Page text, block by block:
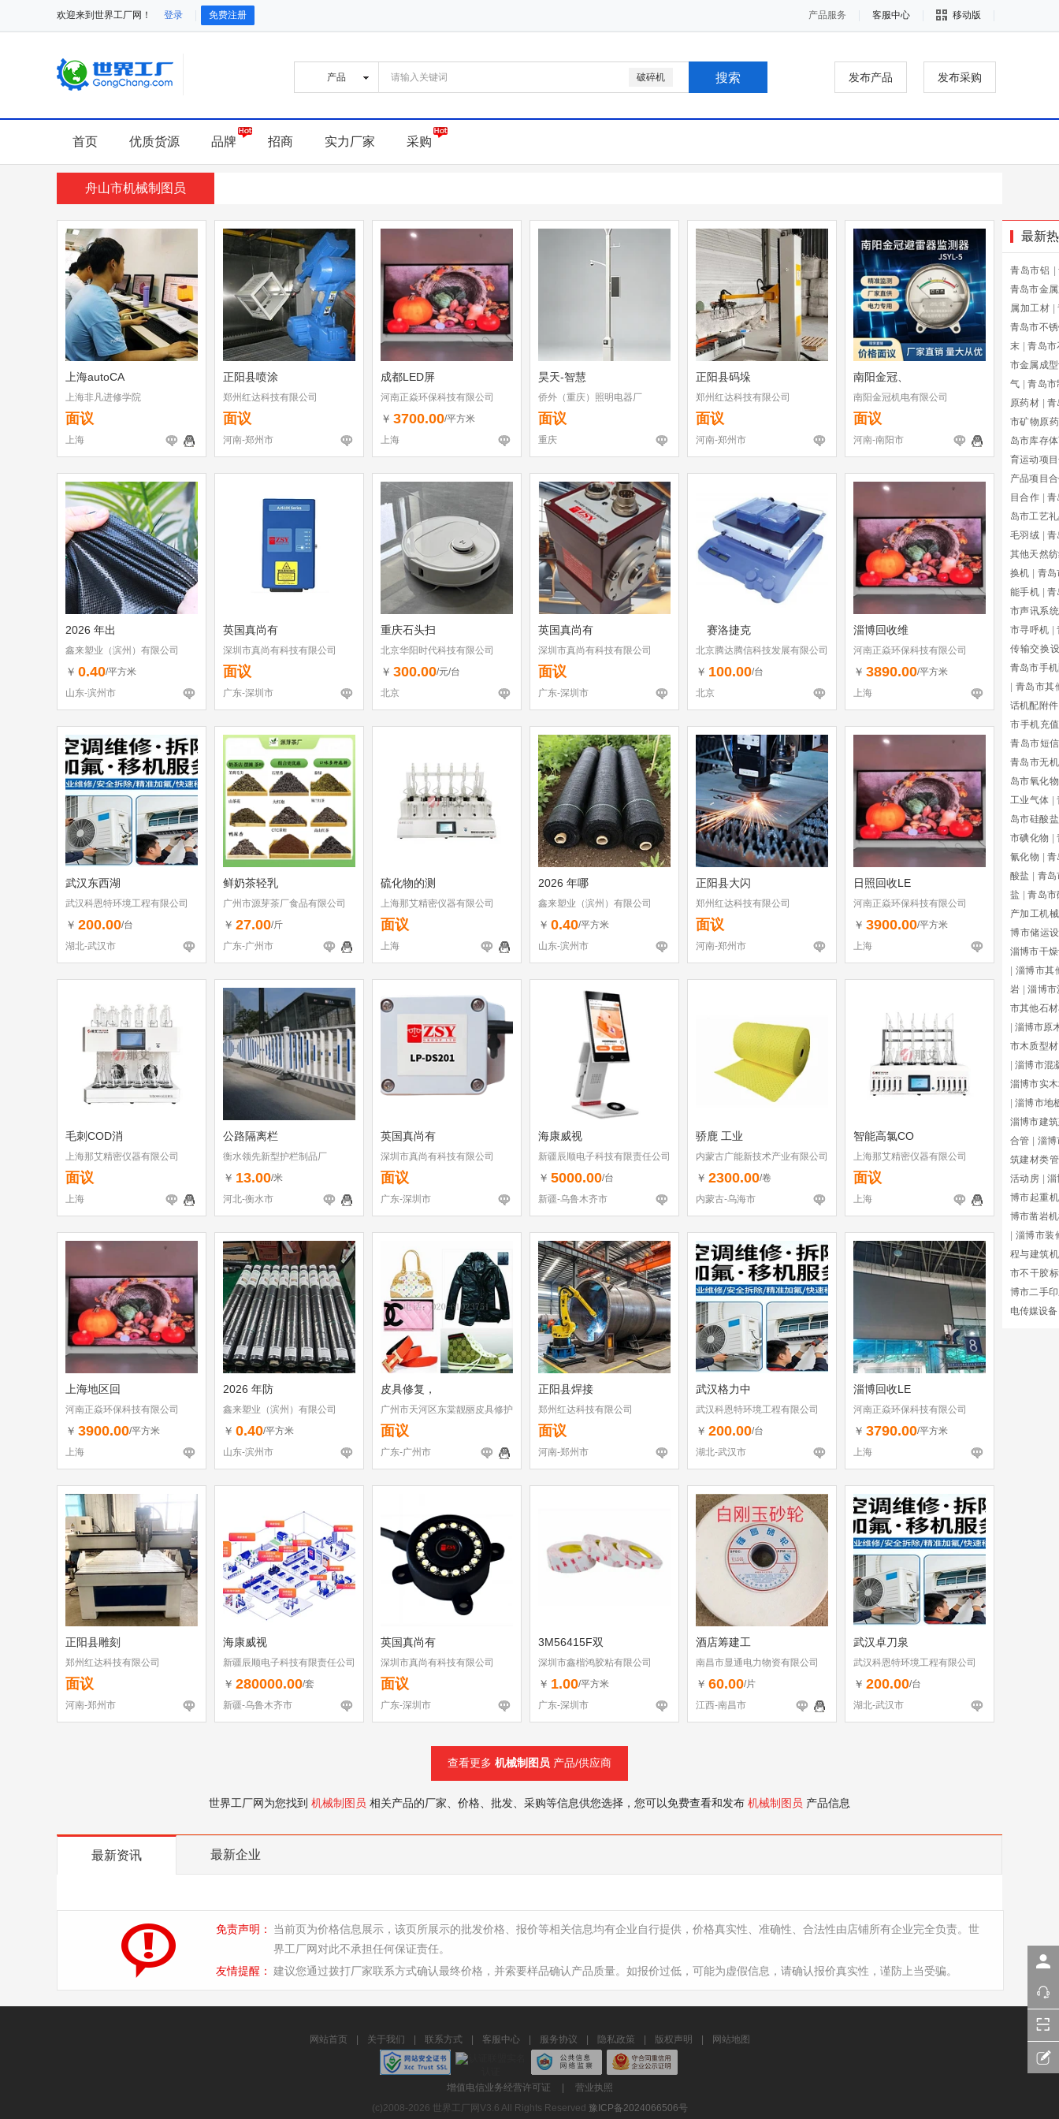
欢迎来到世界工厂网！ 登录 免费注册 产品服务 客服中心 移动版
破碎机 发布产品 发布采购
首页 优质货源 品牌 招商 实力厂家 采购
舟山市机械制图员
上海autoCA
上海非凡进修学院
面议
上海
正阳县喷涂
郑州红达科技有限公司
面议
河南-郑州市
成都LED屏
河南正焱环保科技有限公司
￥ 3700.00/平方米
上海
昊天-智慧
侨外（重庆）照明电器厂
面议
重庆
正阳县码垛
郑州红达科技有限公司
面议
河南-郑州市
南阳金冠、
南阳金冠机电有限公司
面议
河南-南阳市
2026 年出
鑫来塑业（滨州）有限公司
￥ 0.40/平方米
山东-滨州市
英国真尚有
深圳市真尚有科技有限公司
面议
广东-深圳市
重庆石头扫
北京华阳时代科技有限公司
￥ 300.00/元/台
北京
英国真尚有
深圳市真尚有科技有限公司
面议
广东-深圳市
赛洛捷克
北京腾达腾信科技发展有限公司
￥ 100.00/台
北京
淄博回收维
河南正焱环保科技有限公司
￥ 3890.00/平方米
上海
武汉东西湖
武汉科恩特环境工程有限公司
￥ 200.00/台
湖北-武汉市
鲜奶茶轻乳
广州市源芽茶厂食品有限公司
￥ 27.00/斤
广东-广州市
硫化物的测
上海那艾精密仪器有限公司
面议
上海
2026 年哪
鑫来塑业（滨州）有限公司
￥ 0.40/平方米
山东-滨州市
正阳县大闪
郑州红达科技有限公司
面议
河南-郑州市
日照回收LE
河南正焱环保科技有限公司
￥ 3900.00/平方米
上海
毛刺COD消
上海那艾精密仪器有限公司
面议
上海
公路隔离栏
衡水领先新型护栏制品厂
￥ 13.00/米
河北-衡水市
英国真尚有
深圳市真尚有科技有限公司
面议
广东-深圳市
海康威视
新疆辰顺电子科技有限责任公司
￥ 5000.00/台
新疆-乌鲁木齐市
骄鹿 工业
内蒙古广能新技术产业有限公司
￥ 2300.00/卷
内蒙古-乌海市
智能高氯CO
上海那艾精密仪器有限公司
面议
上海
上海地区回
河南正焱环保科技有限公司
￥ 3900.00/平方米
上海
2026 年防
鑫来塑业（滨州）有限公司
￥ 0.40/平方米
山东-滨州市
皮具修复，
广州市天河区东棠靓丽皮具修护
店
面议
广东-广州市
正阳县焊接
郑州红达科技有限公司
面议
河南-郑州市
武汉格力中
武汉科恩特环境工程有限公司
￥ 200.00/台
湖北-武汉市
淄博回收LE
河南正焱环保科技有限公司
￥ 3790.00/平方米
上海
正阳县雕刻
郑州红达科技有限公司
面议
河南-郑州市
海康威视
新疆辰顺电子科技有限责任公司
￥ 280000.00/套
新疆-乌鲁木齐市
英国真尚有
深圳市真尚有科技有限公司
面议
广东-深圳市
3M56415F双
深圳市鑫楷鸿胶粘有限公司
￥ 1.00/平方米
广东-深圳市
酒店筹建工
南昌市显通电力物资有限公司
￥ 60.00/片
江西-南昌市
武汉卓刀泉
武汉科恩特环境工程有限公司
￥ 200.00/台
湖北-武汉市
查看更多 机械制图员 产品/供应商
世界工厂网为您找到 机械制图员 相关产品的厂家、价格、批发、采购等信息供您选择，您可以免费查看和发布 机械制图员 产品信息
最新
青岛市铝
青岛市金
属加工材
青岛市不
末
青岛市
市金属成
气
青岛市
原药材
青
市矿物原
岛市库存
育运动项
产品项目
目合作
青
岛市工艺
毛羽绒
青
其他天然
换机
青
能手机
青
市声讯系统
市寻呼机
传输交换
青岛市手
青岛市其
话机配附件
市手机充
青岛市短
青岛市无
岛市氧化物
工业气体
岛市硅酸盐
市碘化物
氰化物
青
酸盐
青岛
盐
青岛市
产加工机械
博市储运
淄博市干
淄博市其
岩
淄博市
市其他石
淄博市原
市木质型材
淄博市混
淄博市实
淄博市地
淄博市建
合管
淄博
筑建材类
活动房
淄
博市起重机
博市凿岩
淄博市装
程与建筑
市不干胶
博市二手
电传媒设备
最新资讯 最新企业
免责声明：
当前页为价格信息展示，该页所展示的批发价格、报价等相关信息均有企业自行提供，价格真实性、准确性、合法性由店铺所有企业完全负责。世
界工厂网对此不承担任何保证责任。
友情提醒： 建议您通过拨打厂家联系方式确认最终价格，并索要样品确认产品质量。如报价过低，可能为虚假信息，请确认报价真实性，谨防上当受骗。
网站首页 关于我们 联系方式 客服中心 服务协议 隐私政策 版权声明 网站地图
增值电信业务经营许可证
营业执照
(c)2008-2026 世界工厂网V3.6 All Rights Reserved 豫ICP备2024066506号